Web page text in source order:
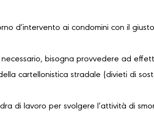
d’intervento ai condomini con il
bisogna provvedere ad
cartellonistica stradale (divieti di
di lavoro per svolgere l’attività di